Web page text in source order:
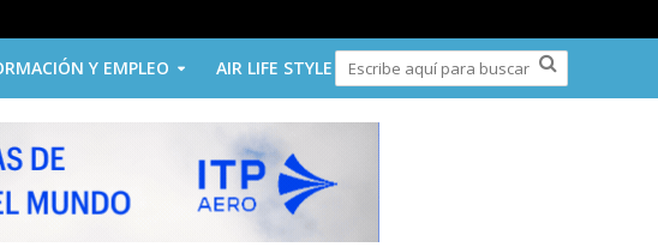
Y EMPLEO AIR LIFE STYLE